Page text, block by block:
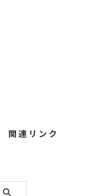
関 連 リ ン ク